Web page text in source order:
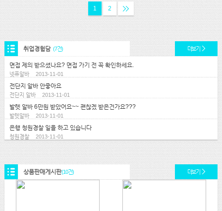
1 2
취업경험담 (7건) 더보기
면접 제의 받으셨나요? 면접 가기 전 꼭 확인하세요.
넷퓨알바 2013-11-01
전단지 알바 안좋아요
전단지 알바 2013-11-01
발렛 알바 6만원 받았어요~~ 괜찮겠 받은건가요???
발렛알바 2013-11-01
은행 청원경찰 일을 하고 있습니다
청원경찰 2013-11-01
상품판매게시판(10건) 더보기